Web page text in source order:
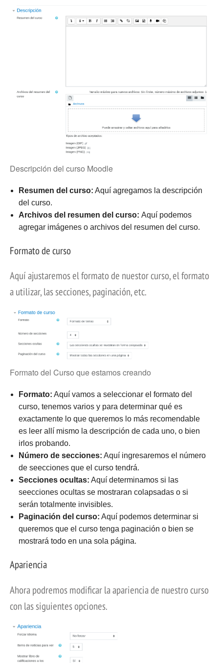
Descripción del curso Moodle
Resumen del curso: Aquí agregamos la descripción
del curso.
Archivos del resumen del curso: Aquí podemos
agregar imágenes o archivos del resumen del curso.
Formato de curso
Aquí ajustaremos el formato de nuestor curso, el formato
a utilizar, las secciones, paginación, etc.
Formato del Curso que estamos creando
Formato: Aquí vamos a seleccionar el formato del
curso, tenemos varios y para determinar qué es
exactamente lo que queremos lo más recomendable
es leer allí mismo la descripción de cada uno, o bien
irlos probando.
Número de secciones: Aquí ingresaremos el número
de seecciones que el curso tendrá.
Secciones ocultas: Aquí determinamos si las
seecciones ocultas se mostraran colapsadas o si
serán totalmente invisibles.
Paginación del curso: Aquí podemos determinar si
queremos que el curso tenga paginación o bien se
mostrará todo en una sola página.
Apariencia
Ahora podremos modificar la apariencia de nuestro curso
con las siguientes opciones.